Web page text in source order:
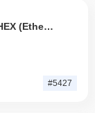
eHEX (Ethereum)
#5427